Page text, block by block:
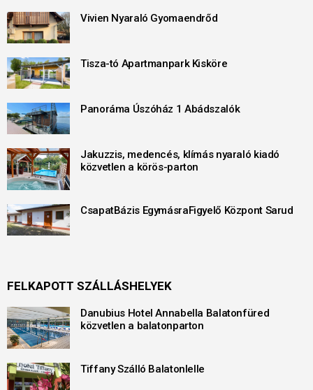
Vivien Nyaraló Gyomaendrőd
Tisza-tó Apartmanpark Kisköre
Panoráma Úszóház 1 Abádszalók
Jakuzzis, medencés, klímás nyaraló kiadó
közvetlen a körös-parton
CsapatBázis EgymásraFigyelő Központ Sarud
FELKAPOTT SZÁLLÁSHELYEK
Danubius Hotel Annabella Balatonfüred
közvetlen a balatonparton
Tiffany Szálló Balatonlelle